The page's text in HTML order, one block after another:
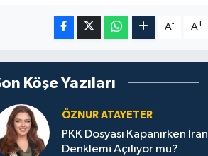
A- A+
Köşe Yazıları
ÖZNUR ATAYETER
PKK Dosyası Kapanırken İran
Denklemi Açılıyor mu?